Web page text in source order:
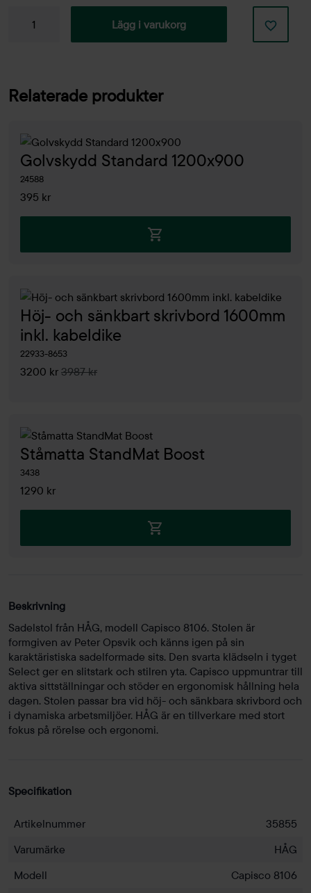
Sadelstol
Lägg i varukorg
Relaterade produkter
Golvskydd Standard 1200x900
24588
395 kr
Höj- och sänkbart skrivbord 1600mm
inkl. kabeldike
22933-8653
3200 kr 3987 kr
Ståmatta StandMat Boost
3438
1290 kr
Beskrivning
Sadelstol från HÅG, modell Capisco 8106. Stolen är
formgiven av Peter Opsvik och känns igen på sin
karaktäristiska sadelformade sits. Den svarta klädseln i tyget
Select ger en slitstark och stilren yta. Capisco uppmuntrar till
aktiva sittställningar och stöder en ergonomisk hållning hela
dagen. Stolen passar bra vid höj- och sänkbara skrivbord och
i dynamiska arbetsmiljöer. HÅG är en tillverkare med stort
fokus på rörelse och ergonomi.
Specifikation
Artikelnummer
35855
Varumärke
HÅG
Modell
Capisco 8106